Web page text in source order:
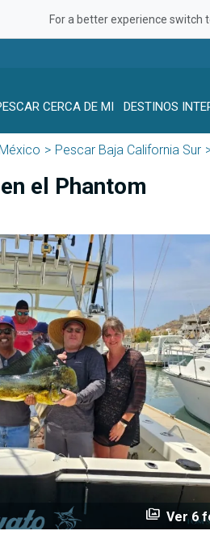
For a better experience switch
CERCA DE MI DESTINOS
Pescar Baja California Sur
el Phantom
perm_media Ver 6